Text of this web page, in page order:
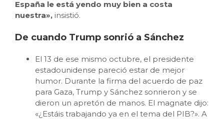
España le está yendo muy bien a costa
nuestra», insistió.
De cuando Trump sonrió a Sánchez
El 13 de ese mismo octubre, el presidente
estadounidense pareció estar de mejor
humor. Durante la firma del acuerdo de paz
para Gaza, Trump y Sánchez sonrieron y se
dieron un apretón de manos. El magnate dijo:
«¿Estáis trabajando ya en el tema del PIB?». A